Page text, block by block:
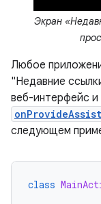
Экран
Любое
"Недавние
веб-интерфейс и
следующем
class